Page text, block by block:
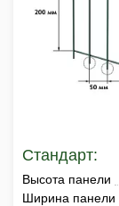
Стандарт:
Высота панели
Ширина панели